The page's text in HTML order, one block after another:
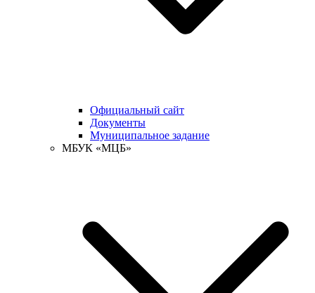
Официальный сайт
Документы
Муниципальное задание
МБУК «МЦБ»